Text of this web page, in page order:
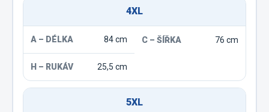
4XL
84 cm 76 cm
25,5 cm
5XL